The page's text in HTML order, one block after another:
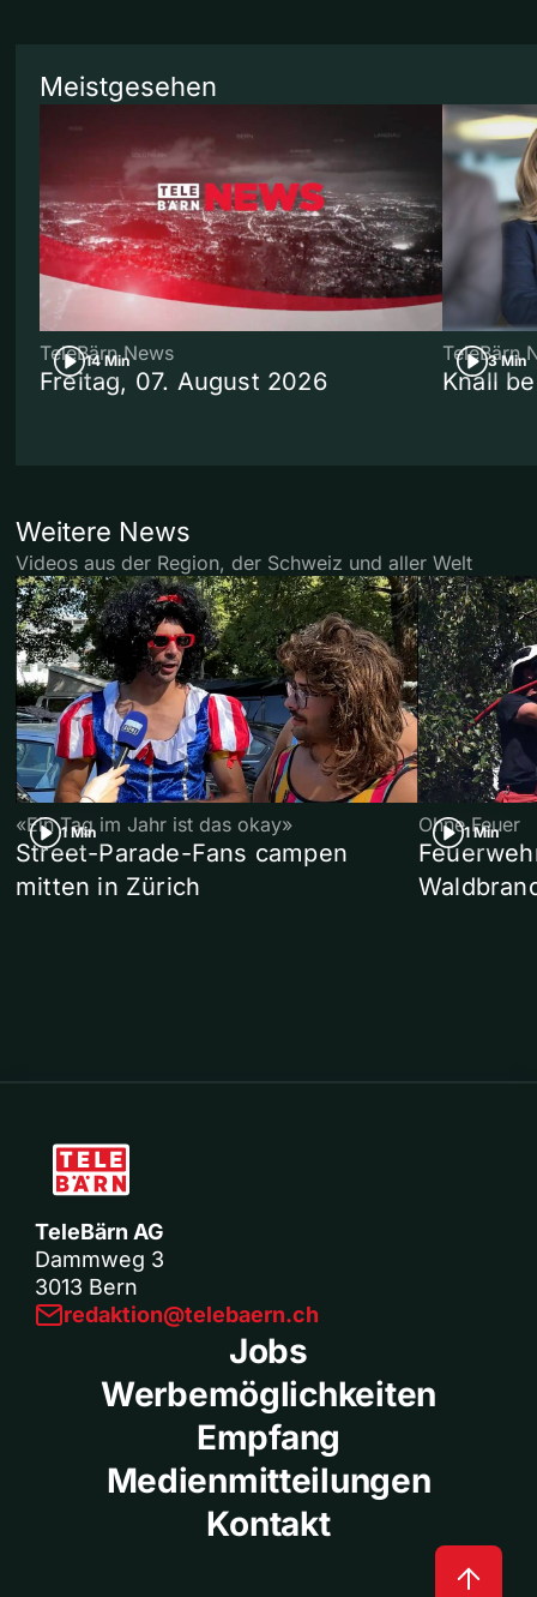
Meistgesehen
14 Min
TeleBärn News
Freitag, 07. August 2026
3 Min
TeleBärn
Knall
Weitere News
Videos aus der Region, der Schweiz und aller Welt
1 Min
«Ein Tag im Jahr ist das okay»
Street-Parade-Fans campen
mitten in Zürich
1 Min
Ohne Feuer
TeleBärn AG
Dammweg 3
3013 Bern
redaktion@telebaern.ch
Jobs
Werbemöglichkeiten
Empfang
Medienmitteilungen
Kontakt